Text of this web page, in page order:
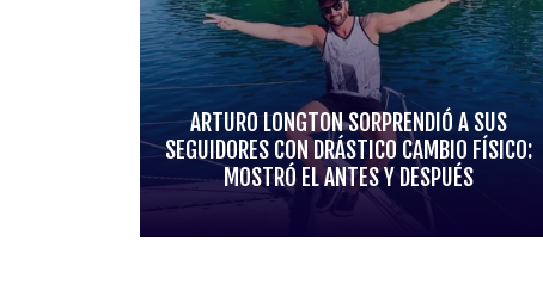
ARTURO LONGTON SORPRENDIÓ A SUS
SEGUIDORES CON DRÁSTICO CAMBIO FÍSICO:
MOSTRÓ EL ANTES Y DESPUÉS